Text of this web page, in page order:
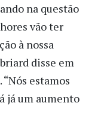
na questão
vão ter
à nossa
disse em
estamos
já um aumento